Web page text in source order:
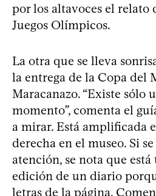
por los altavoces el relato
Juegos Olímpicos.
La otra que se lleva
la entrega de la Copa del
Maracanazo. “Existe sólo
momento”, comenta el
a mirar. Está amplificada
derecha en el museo. Si
atención, se nota que
edición de un diario
letras de la página.